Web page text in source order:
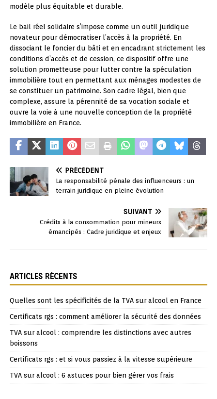
modèle plus équitable et durable.
Le bail réel solidaire s’impose comme un outil juridique
novateur pour démocratiser l’accès à la propriété. En
dissociant le foncier du bâti et en encadrant strictement les
conditions d’accès et de cession, ce dispositif offre une
solution prometteuse pour lutter contre la spéculation
immobilière tout en permettant aux ménages modestes de
se constituer un patrimoine. Son cadre légal, bien que
complexe, assure la pérennité de sa vocation sociale et
ouvre la voie à une nouvelle conception de la propriété
immobilière en France.
PRÉCÉDENT
La responsabilité pénale des influenceurs : un
terrain juridique en pleine évolution
SUIVANT
Crédits à la consommation pour mineurs
émancipés : Cadre juridique et enjeux
ARTICLES RÉCENTS
Quelles sont les spécificités de la TVA sur alcool en France
Certificats rgs : comment améliorer la sécurité des données
TVA sur alcool : comprendre les distinctions avec autres
boissons
Certificats rgs : et si vous passiez à la vitesse supérieure
TVA sur alcool : 6 astuces pour bien gérer vos frais